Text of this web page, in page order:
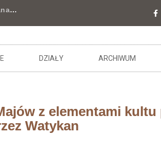
…
DZIAŁY ARCHIWUM
z elementami
Watykan